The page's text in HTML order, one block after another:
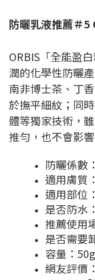
防曬乳液推薦＃5
ORBIS「全能盈
潤的化學性防曬
南非博士茶、丁
於撫平細紋；同
體等獨家技術，
推勻，也不會影
防曬係數
適用膚質
適用部位
是否防水
推薦使用
是否需要
容量：50g
網友評價：